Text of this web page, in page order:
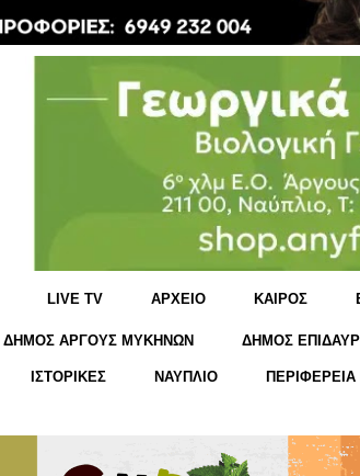
LIVE TV ΑΡΧΕΙΟ KΑΙΡΟΣ
ΔΗΜΟΣ ΑΡΓΟΥΣ ΜΥΚΗΝΩΝ ΔΗΜΟΣ
ΙΣΤΟΡΙΚΕΣ ΝΑΥΠΛΙΟ